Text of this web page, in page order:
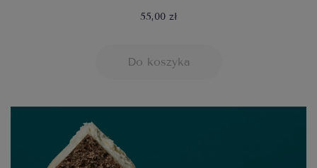
55,00 zł
Do koszyka